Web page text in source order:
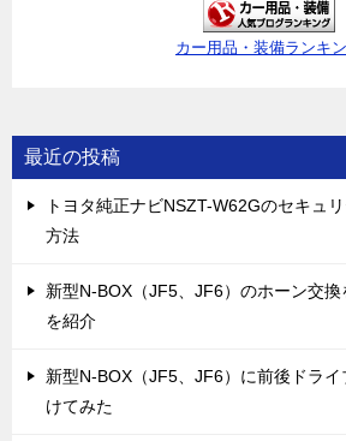
カー用品・装備ランキ
最近の投稿
トヨタ純正ナビNSZT-W62Gのセキュ
方法
新型N-BOX（JF5、JF6）のホーン交
を紹介
新型N-BOX（JF5、JF6）に前後ドラ
けてみた